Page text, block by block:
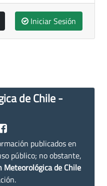
Iniciar Sesión
de Chile -
publicados en
público; no obstante,
Meteorológica de Chile